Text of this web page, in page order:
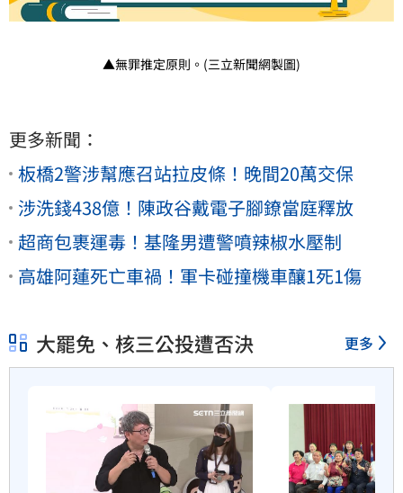
▲無罪推定原則。(三立新聞網製圖)
更多新聞：
板橋2警涉幫應召站拉皮條！晚間20萬交保
涉洗錢438億！陳政谷戴電子腳鐐當庭釋放
超商包裹運毒！基隆男遭警噴辣椒水壓制
高雄阿蓮死亡車禍！軍卡碰撞機車釀1死1傷
大罷免、核三公投遭否決 更多